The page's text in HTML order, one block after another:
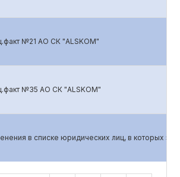
№21 АО СК "ALSKOM"
№35 АО СК "ALSKOM"
в списке юридических лиц, в которых